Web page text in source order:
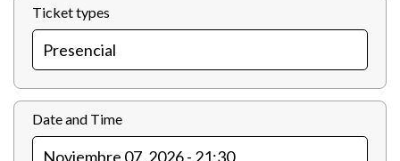
Ticket types
Date and Time